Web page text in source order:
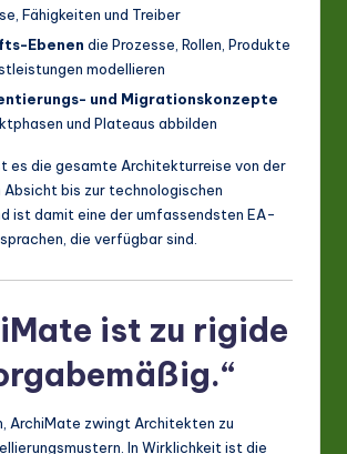
Fähigkeiten und Treiber
Ebenen die Prozesse, Rollen, Produkte
modellieren
und Migrationskonzepte
und Plateaus abbilden
es die gesamte Architekturreise von der
bis zur technologischen
ist damit eine der umfassendsten EA-
die verfügbar sind.
ist zu rigide
ArchiMate zwingt Architekten zu
In Wirklichkeit ist die